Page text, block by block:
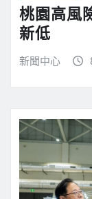
桃園高風
新低
新聞中心